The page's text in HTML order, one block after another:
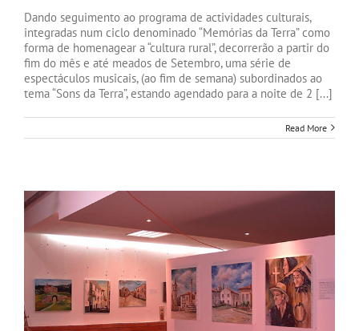
Dando seguimento ao programa de actividades culturais,
integradas num ciclo denominado “Memórias da Terra” como
forma de homenagear a “cultura rural”, decorrerão a partir do
fim do mês e até meados de Setembro, uma série de
espectáculos musicais, (ao fim de semana) subordinados ao
tema “Sons da Terra”, estando agendado para a noite de 2 [...]
Read More